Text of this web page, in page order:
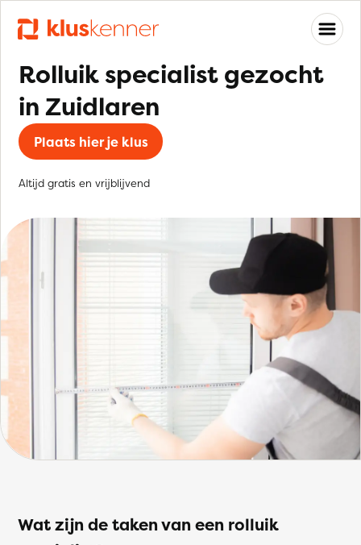
Rolluik specialist gezocht
in Zuidlaren
Plaats hier je klus
Altijd gratis en vrijblijvend
Wat zijn de taken van een rolluik